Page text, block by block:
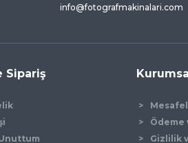
info@fotografmakinalari.com
Sipariş
Ödeme
Gizlilik